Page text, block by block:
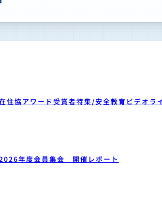
住協アワード受賞者特集/安全教育ビデオラ
年度会員集会 開催レポート